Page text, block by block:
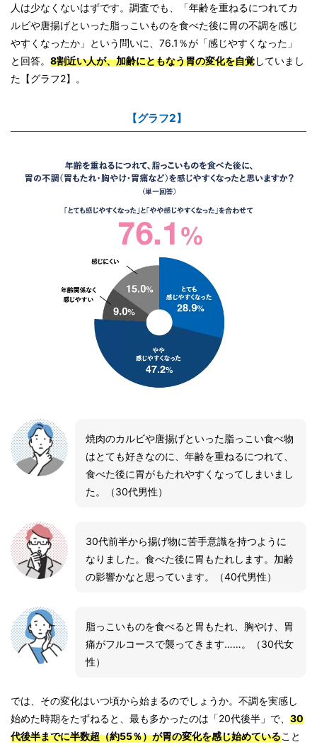
人は少なくないはずです。調査でも、「年齢を重ねるにつれてカ
ルビや唐揚げといった脂っこいものを食べた後に胃の不調を感じ
やすくなったか」という問いに、76.1％が「感じやすくなった」
と回答。 8割近い人が、加齢にともなう胃の変化を自覚していまし
た【グラフ2】。
【グラフ2】
焼肉のカルビや唐揚げといった脂っこい食べ物
はとても好きなのに、年齢を重ねるにつれて、
食べた後に胃がもたれやすくなってしまいまし
た。（30代男性）
30代前半から揚げ物に苦手意識を持つように
なりました。食べた後に胃もたれします。加齢
の影響かなと思っています。（40代男性）
脂っこいものを食べると胃もたれ、胸やけ、胃
痛がフルコースで襲ってきます……。（30代女
性）
では、その変化はいつ頃から始まるのでしょうか。不調を実感し
始めた時期をたずねると、最も多かったのは「20代後半」で、 30
代後半までに半数超（約55％）が胃の変化を感じ始めていること